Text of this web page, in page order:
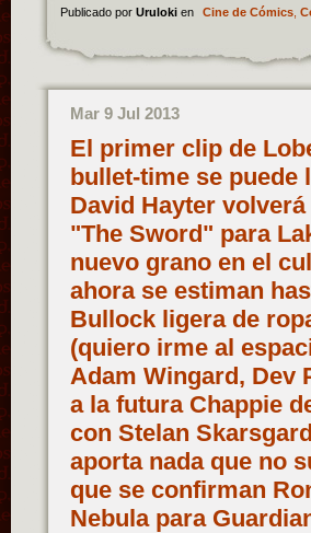
Publicado por Uruloki en Cine de Cómics,
Mar 9 Jul 2013
El primer clip de
bullet-time se puede
David Hayter
"The Sword" para
nuevo grano en el
ahora se estiman
Bullock ligera de
(quiero irme al
Adam Wingard, Dev
a la futura Chappie
con Stelan
aporta nada que no
que se confirman
Nebula para